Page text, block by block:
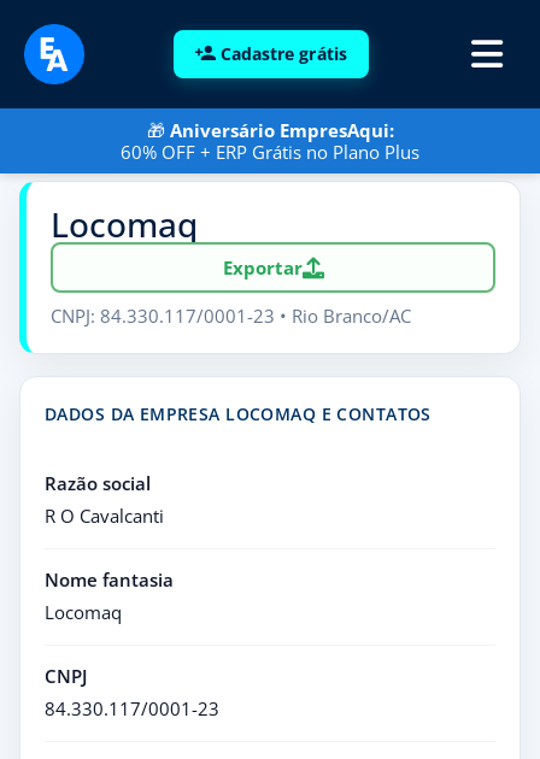
Cadastre grátis
🎁 Aniversário EmpresAqui:
60% OFF + ERP Grátis no Plano Plus
Locomaq
Exportar
CNPJ: 84.330.117/0001-23 • Rio Branco/AC
DADOS DA EMPRESA LOCOMAQ E CONTATOS
Razão social
R O Cavalcanti
Nome fantasia
Locomaq
CNPJ
84.330.117/0001-23